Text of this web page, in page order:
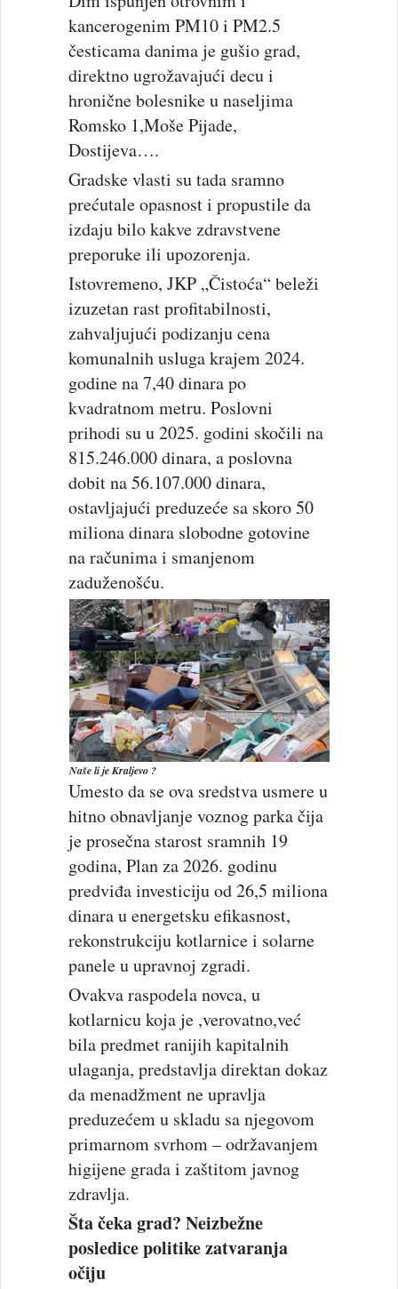
kancerogenim PM10 i PM2.5
česticama danima je gušio grad,
direktno ugrožavajući decu i
hronične bolesnike u naseljima
Romsko 1,Moše Pijade,
Dostijeva….
Gradske vlasti su tada sramno
prećutale opasnost i propustile da
izdaju bilo kakve zdravstvene
preporuke ili upozorenja.
Istovremeno, JKP „Čistoća“ beleži
izuzetan rast profitabilnosti,
zahvaljujući podizanju cena
komunalnih usluga krajem 2024.
godine na 7,40 dinara po
kvadratnom metru. Poslovni
prihodi su u 2025. godini skočili na
815.246.000 dinara, a poslovna
dobit na 56.107.000 dinara,
ostavljajući preduzeće sa skoro 50
miliona dinara slobodne gotovine
na računima i smanjenom
zaduženošću.
Naše li je Kraljevo ?
Umesto da se ova sredstva usmere u
hitno obnavljanje voznog parka čija
je prosečna starost sramnih 19
godina, Plan za 2026. godinu
predviđa investiciju od 26,5 miliona
dinara u energetsku efikasnost,
rekonstrukciju kotlarnice i solarne
panele u upravnoj zgradi.
Ovakva raspodela novca, u
kotlarnicu koja je ,verovatno,već
bila predmet ranijih kapitalnih
ulaganja, predstavlja direktan dokaz
da menadžment ne upravlja
preduzećem u skladu sa njegovom
primarnom svrhom – održavanjem
higijene grada i zaštitom javnog
zdravlja.
Šta čeka grad? Neizbežne
posledice politike zatvaranja
očiju